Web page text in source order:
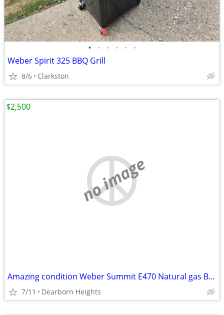
• • • • • •
Weber Spirit 325 BBQ Grill
8/6 Clarkston
no image
Amazing condition Weber Summit E470 Natural gas BBQ in black with acce
7/11 Dearborn Heights
$2,500